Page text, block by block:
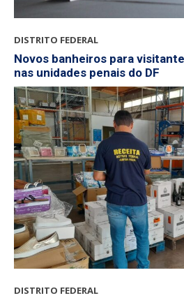
DISTRITO FEDERAL
Novos banheiros para
nas unidades penais do DF
DISTRITO FEDERAL